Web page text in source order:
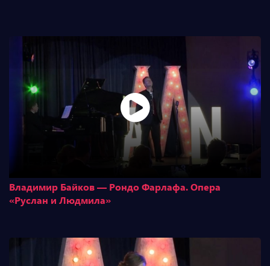
Владимир Байков — Рондо Фарлафа. Опера
«Руслан и Людмила»